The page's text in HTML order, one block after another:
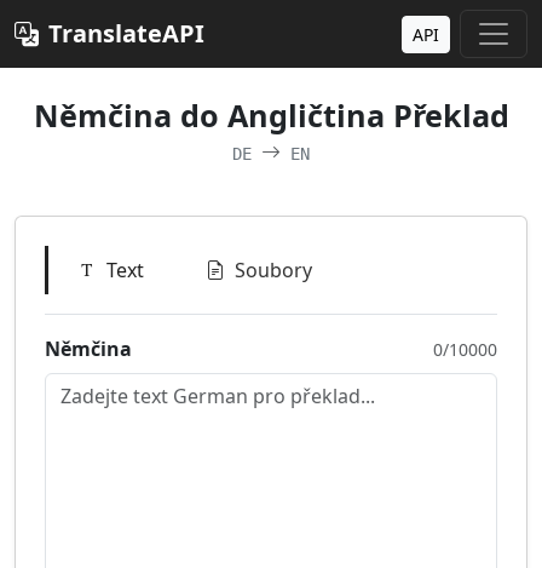
TranslateAPI API
Němčina do Angličtina Překlad
DE EN
Text Soubory
Němčina 0/10000